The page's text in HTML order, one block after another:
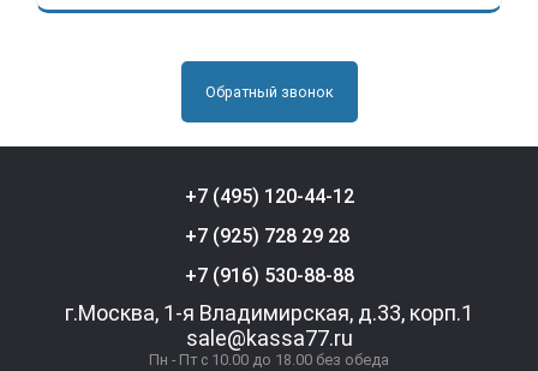
Обратный звонок
+7 (495) 120-44-12
+7 (925) 728 29 28
+7 (916) 530-88-88
г.Москва, 1-я Владимирская, д.33, корп.1
sale@kassa77.ru
Пн - Пт с 10.00 до 18.00 без обеда